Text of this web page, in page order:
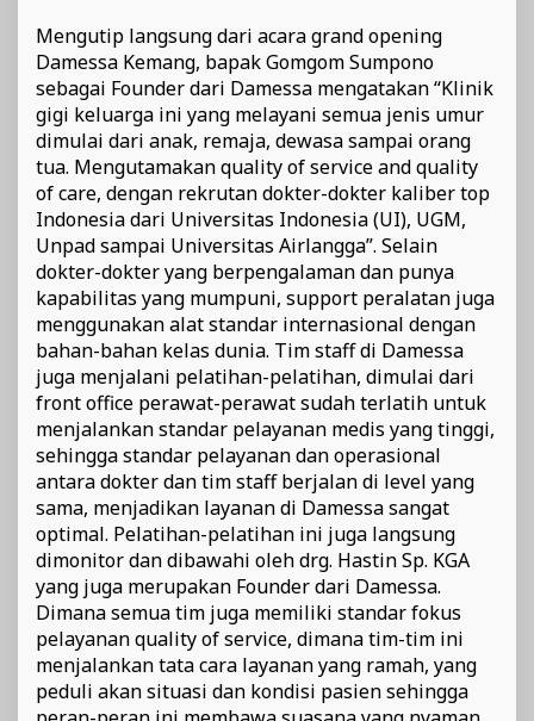
Mengutip langsung dari acara grand opening
Damessa Kemang, bapak Gomgom Sumpono
sebagai Founder dari Damessa mengatakan “Klinik
gigi keluarga ini yang melayani semua jenis umur
dimulai dari anak, remaja, dewasa sampai orang
tua. Mengutamakan quality of service and quality
of care, dengan rekrutan dokter-dokter kaliber top
Indonesia dari Universitas Indonesia (UI), UGM,
Unpad sampai Universitas Airlangga”. Selain
dokter-dokter yang berpengalaman dan punya
kapabilitas yang mumpuni, support peralatan juga
menggunakan alat standar internasional dengan
bahan-bahan kelas dunia. Tim staff di Damessa
juga menjalani pelatihan-pelatihan, dimulai dari
front office perawat-perawat sudah terlatih untuk
menjalankan standar pelayanan medis yang tinggi,
sehingga standar pelayanan dan operasional
antara dokter dan tim staff berjalan di level yang
sama, menjadikan layanan di Damessa sangat
optimal. Pelatihan-pelatihan ini juga langsung
dimonitor dan dibawahi oleh drg. Hastin Sp. KGA
yang juga merupakan Founder dari Damessa.
Dimana semua tim juga memiliki standar fokus
pelayanan quality of service, dimana tim-tim ini
menjalankan tata cara layanan yang ramah, yang
peduli akan situasi dan kondisi pasien sehingga